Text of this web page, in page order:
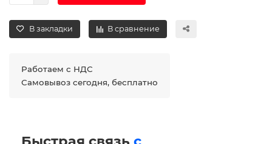
В закладки В сравнение
Работаем с НДС
Самовывоз сегодня, бесплатно